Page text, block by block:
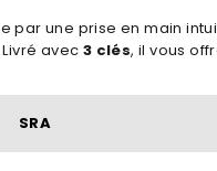
par une prise en main
avec 3 clés, il vous
SRA